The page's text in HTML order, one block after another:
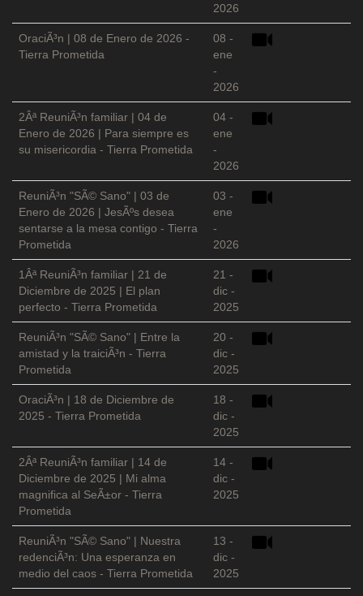
2026
OraciÃ³n | 08 de Enero de 2026 -
Tierra Prometida
08 -
ene
-
2026
2Âª ReuniÃ³n familiar | 04 de
Enero de 2026 | Para siempre es
su misericordia - Tierra Prometida
04 -
ene
-
2026
ReuniÃ³n "SÃ© Sano" | 03 de
Enero de 2026 | JesÃºs desea
sentarse a la mesa contigo - Tierra
Prometida
03 -
ene
-
2026
1Âª ReuniÃ³n familiar | 21 de
Diciembre de 2025 | El plan
perfecto - Tierra Prometida
21 -
dic -
2025
ReuniÃ³n "SÃ© Sano" | Entre la
amistad y la traiciÃ³n - Tierra
Prometida
20 -
dic -
2025
OraciÃ³n | 18 de Diciembre de
2025 - Tierra Prometida
18 -
dic -
2025
2Âª ReuniÃ³n familiar | 14 de
Diciembre de 2025 | Mi alma
magnifica al SeÃ±or - Tierra
Prometida
14 -
dic -
2025
ReuniÃ³n "SÃ© Sano" | Nuestra
redenciÃ³n: Una esperanza en
medio del caos - Tierra Prometida
13 -
dic -
2025